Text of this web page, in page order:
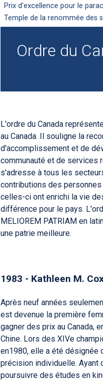
Prix d'excellence pour le
Temple de la renommée des
Ordre du
L'ordre du Canada
au Canada. Il souligne la
d'accomplissement et de
communauté et de services
s'adresse à tous les
contributions des
celles-ci ont enrichi la vie
différence pour le pays.
MELIOREM PATRIAM en
une patrie meilleure.
1983 - Kathleen M.
Après neuf années
est devenue la première
gagner des prix au Canada,
Chine. Lors des XIVe
en1980, elle a été désignée
précision individuelle. Ayant
poursuivre des études en